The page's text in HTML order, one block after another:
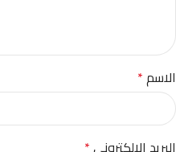
الاسم*
البريد الإلكتروني*